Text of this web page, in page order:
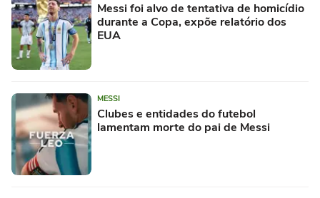
Messi foi alvo de tentativa de homicídio
durante a Copa, expõe relatório dos
EUA
MESSI
Clubes e entidades do futebol
lamentam morte do pai de Messi